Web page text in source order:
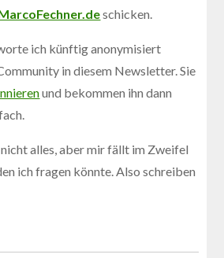
schicken.
ich künftig anonymisiert
in diesem Newsletter. Sie
und bekommen ihn dann
alles, aber mir fällt im Zweifel
ich fragen könnte. Also schreiben